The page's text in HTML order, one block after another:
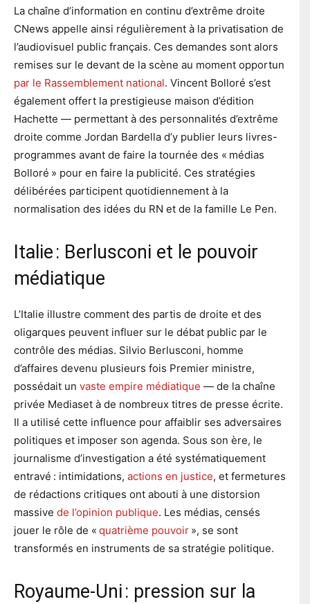
La chaîne d’information en continu d’extrême droite
CNews appelle ainsi régulièrement à la privatisation de
l’audiovisuel public français. Ces demandes sont alors
remises sur le devant de la scène au moment opportun
par le Rassemblement national. Vincent Bolloré s’est
également offert la prestigieuse maison d’édition
Hachette — permettant à des personnalités d’extrême
droite comme Jordan Bardella d’y publier leurs livres-
programmes avant de faire la tournée des « médias
Bolloré » pour en faire la publicité. Ces stratégies
délibérées participent quotidiennement à la
normalisation des idées du RN et de la famille Le Pen.
Italie : Berlusconi et le pouvoir
médiatique
L’Italie illustre comment des partis de droite et des
oligarques peuvent influer sur le débat public par le
contrôle des médias. Silvio Berlusconi, homme
d’affaires devenu plusieurs fois Premier ministre,
possédait un vaste empire médiatique — de la chaîne
privée Mediaset à de nombreux titres de presse écrite.
Il a utilisé cette influence pour affaiblir ses adversaires
politiques et imposer son agenda. Sous son ère, le
journalisme d’investigation a été systématiquement
entravé : intimidations, actions en justice, et fermetures
de rédactions critiques ont abouti à une distorsion
massive de l’opinion publique. Les médias, censés
jouer le rôle de « quatrième pouvoir », se sont
transformés en instruments de sa stratégie politique.
Royaume-Uni : pression sur la